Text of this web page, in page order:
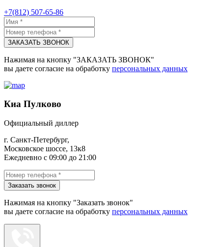
+7(812) 507-65-86
ЗАКАЗАТЬ ЗВОНОК
Нажимая на кнопку "ЗАКАЗАТЬ ЗВОНОК"
вы даете согласие на обработку персональных данных
Киа Пулково
Официальный диллер
г. Санкт-Петербург,
Московское шоссе, 13к8
Ежедневно с 09:00 до 21:00
Заказать звонок
Нажимая на кнопку "Заказать звонок"
вы даете согласие на обработку персональных данных